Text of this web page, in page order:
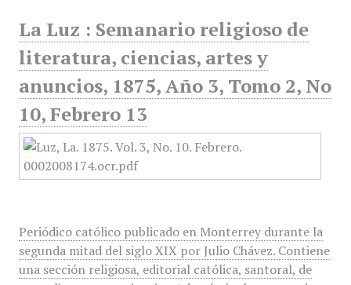
La Luz : Semanario religioso de
literatura, ciencias, artes y
anuncios, 1875, Año 3, Tomo 2, No
10, Febrero 13
Periódico católico publicado en Monterrey durante la
segunda mitad del siglo XIX por Julio Chávez. Contiene
una sección religiosa, editorial católica, santoral, de